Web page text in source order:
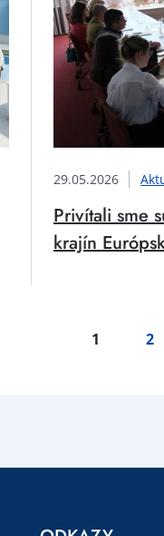
29.05.2026
Privítali sme
krajín
1 2